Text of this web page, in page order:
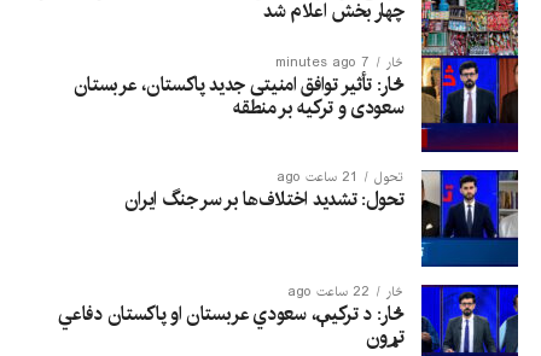
چهار بخش اعلام شد
څار 7 minutes ago
څار: تأثیر توافق امنیتی جدید پاکستان، عربستان
سعودی و ترکیه بر منطقه
تحول 21 ساعت ago
تحول: تشدید اختلاف‌ها بر سر جنگ ایران
څار 22 ساعت ago
څار: د ترکیې، سعودي عربستان او پاکستان دفاعي
تړون